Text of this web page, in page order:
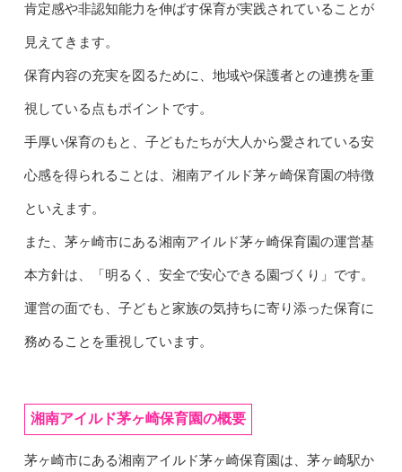
肯定感や非認知能力を伸ばす保育が実践されていることが
見えてきます。
保育内容の充実を図るために、地域や保護者との連携を重
視している点もポイントです。
手厚い保育のもと、子どもたちが大人から愛されている安
心感を得られることは、湘南アイルド茅ヶ崎保育園の特徴
といえます。
また、茅ヶ崎市にある湘南アイルド茅ヶ崎保育園の運営基
本方針は、「明るく、安全で安心できる園づくり」です。
運営の面でも、子どもと家族の気持ちに寄り添った保育に
務めることを重視しています。
湘南アイルド茅ヶ崎保育園の概要
茅ヶ崎市にある湘南アイルド茅ヶ崎保育園は、茅ヶ崎駅か